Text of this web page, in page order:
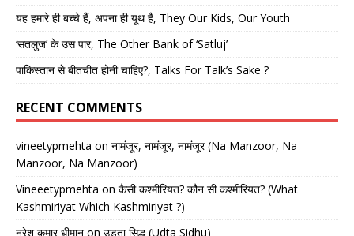
यह हमारे ही बच्चे हैं, अपना ही यूथ है, They Our Kids, Our Youth
‘सतलुज’ के उस पार, The Other Bank of ‘Satluj’
पाकिस्तान से बीतचीत होनी चाहिए?, Talks For Talk’s Sake ?
RECENT COMMENTS
vineetypmehta on नामंजूर, नामंजूर, नामंजूर (Na Manzoor, Na
Manzoor, Na Manzoor)
Vineeetypmehta on कैसी कश्मीरियत? कौन सी कश्मीरियत? (What
Kashmiriyat Which Kashmiriyat ?)
नरेश कुमार धीमान on उड़ता सिद्धू (Udta Sidhu)